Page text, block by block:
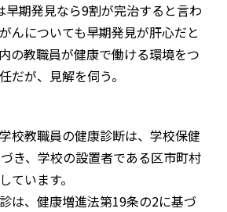
期発見なら9割が完治すると言わ
んについても早期発見が肝心だと
の教職員が健康で働ける環境をつ
だが、見解を伺う。
教職員の健康診断は、学校保健
き、学校の設置者である区市町村
ています。
、健康増進法第19条の2に基づ